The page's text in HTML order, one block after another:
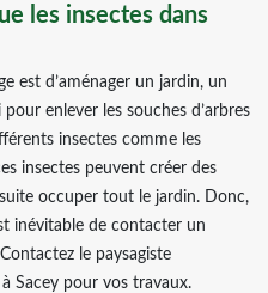
les insectes dans
est d’aménager un jardin, un
enlever les souches d’arbres
insectes comme les
insectes peuvent créer des
occuper tout le jardin. Donc,
inévitable de contacter un
le paysagiste
Sacey pour vos travaux.